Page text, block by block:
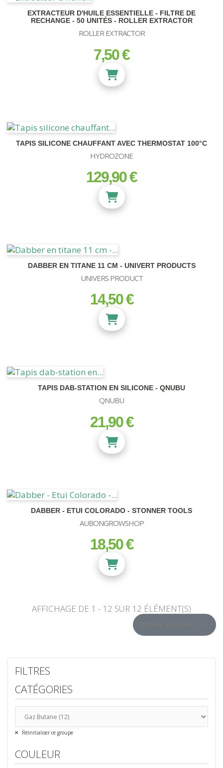
FILTRES
CATÉGORIES
Réinitialiser ce groupe
COULEUR
EXTRACTEUR D'HUILE ESSENTIELLE - FILTRE DE
RECHANGE - 50 UNITÉS - ROLLER EXTRACTOR
ROLLER EXTRACTOR
prix
7,50 €
TAPIS SILICONE CHAUFFANT AVEC THERMOSTAT 100°C
HYDROZONE
prix
129,90 €
DABBER EN TITANE 11 CM - UNIVERT PRODUCTS
UNIVERS PRODUCT
prix
14,50 €
TAPIS DAB-STATION EN SILICONE - QNUBU
QNUBU
prix
21,90 €
DABBER - ETUI COLORADO - STONNER TOOLS
AUBONGROWSHOP
prix
18,50 €
AFFICHAGE DE 1 - 12 SUR 12 ÉLÉMENT(S)